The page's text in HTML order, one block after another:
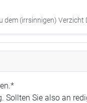
(irrsinnigen) Verzicht
Sie also an